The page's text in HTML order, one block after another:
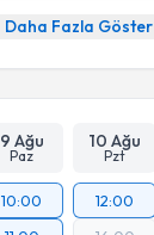
Daha Fazla Göster
9 Ağu
Paz
10 Ağu
Pzt
10:00
12:00